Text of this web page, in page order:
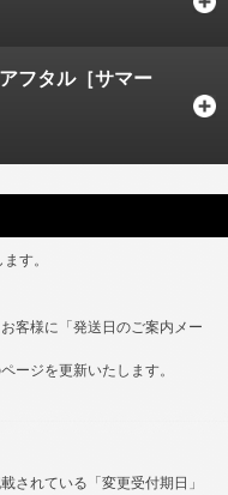
フタル［サマー
す。
客様に「発送日のご案内メー
ージを更新いたします。
されている「変更受付期日」